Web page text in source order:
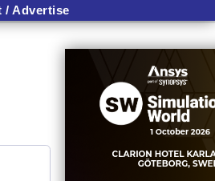
Advertise